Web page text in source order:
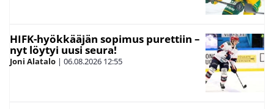
HIFK-hyökkääjän sopimus purettiin –
nyt löytyi uusi seura!
Joni Alatalo | 06.08.2026 12:55